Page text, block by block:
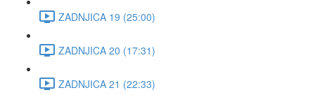
ZADNJICA 19 (25:00)
ZADNJICA 20 (17:31)
ZADNJICA 21 (22:33)